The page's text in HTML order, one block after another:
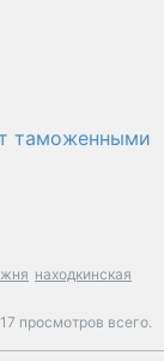
таможенными
находкинская
17 просмотров всего.